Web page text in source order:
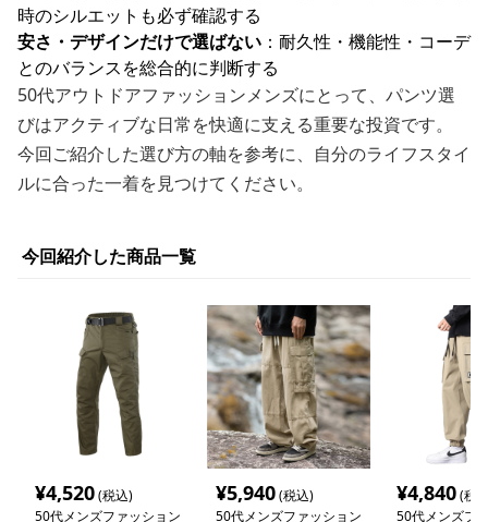
時のシルエットも必ず確認する
安さ・デザインだけで選ばない ：耐久性・機能性・コーデ
とのバランスを総合的に判断する
50代アウトドアファッションメンズにとって、パンツ選
びはアクティブな日常を快適に支える重要な投資です。
今回ご紹介した選び方の軸を参考に、自分のライフスタイ
ルに合った一着を見つけてください。
今回紹介した商品一覧
¥4,520(税込)
50代メンズファッション
¥5,940(税込)
50代メンズファッション
¥4,840(税
50代メンズフ